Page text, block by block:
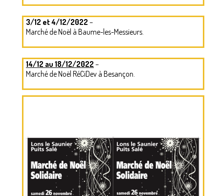
NEPAL – LE PAYS
CENTRE D’ACCUEIL
VIE AU CENTRE – ACTUALITES
NOUS AIDER ?
AGENDA
PHOTOS
3/12 et 4/12/2022 –
Marché de Noël à Baume-les-Messieurs.
14/12 au 18/12/2022 –
Marché de Noël RéCiDev à Besançon.